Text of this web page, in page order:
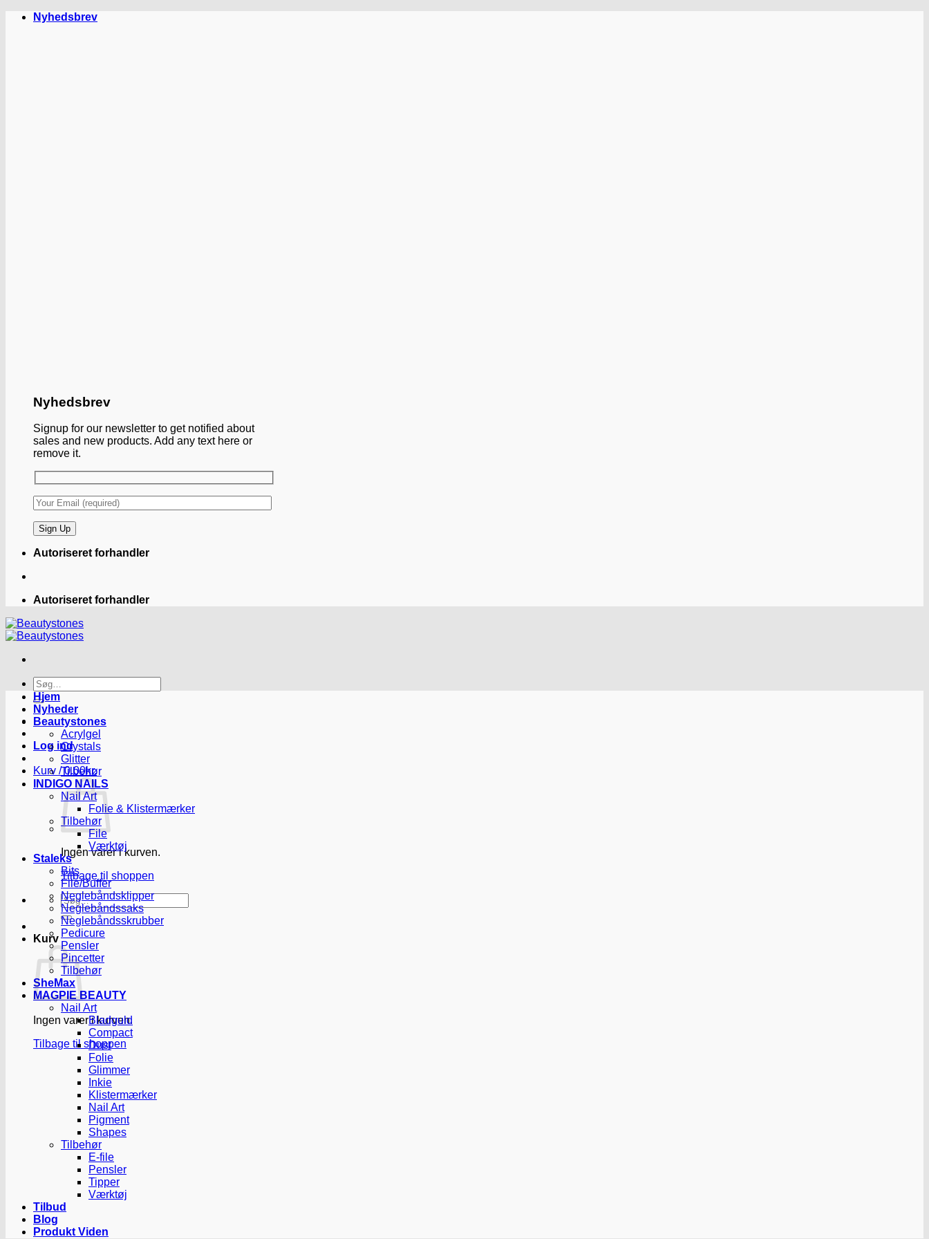
FortsætNyhedsbrev
Nyhedsbrev
Signup for our newsletter to get notified about
sales and new products. Add any text here or
remove it.
Autoriseret forhandler
Autoriseret forhandler
Søg
efter:
Log ind
Kurv /0.00kr.
Ingen varer i kurven.
Tilbage til shoppen
Søg
efter:
Kurv
Ingen varer i kurven.
Tilbage til shoppen
Hjem
Nyheder
Beautystones
Acrylgel
Crystals
Glitter
Tilbehør
INDIGO NAILS
Nail Art
Folie & Klistermærker
Tilbehør
File
Værktøj
Staleks
Bits
File/Buffer
Neglebåndsklipper
Neglebåndssaks
Neglebåndsskrubber
Pedicure
Pensler
Pincetter
Tilbehør
SheMax
MAGPIE BEAUTY
Nail Art
Bladguld
Compact
Dust
Folie
Glimmer
Inkie
Klistermærker
Nail Art
Pigment
Shapes
Tilbehør
E-file
Pensler
Tipper
Værktøj
Tilbud
Blog
Produkt Viden